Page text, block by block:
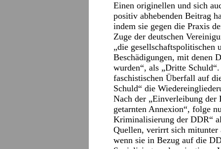
Einen originellen und sich
positiv abhebenden Beitrag
indem sie gegen die Praxis
Zuge der deutschen
„die gesellschaftspolitischen
Beschädigungen, mit denen
wurden“, als „Dritte
faschistischen Überfall auf
Schuld“ die
Nach der „Einverleibung der
getarnten Annexion“, folge
Kriminalisierung der DDR“
Quellen, verirrt sich
wenn sie in Bezug auf die